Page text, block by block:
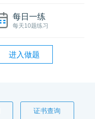
每日一练
每天10题练习
进入做题
证书查询